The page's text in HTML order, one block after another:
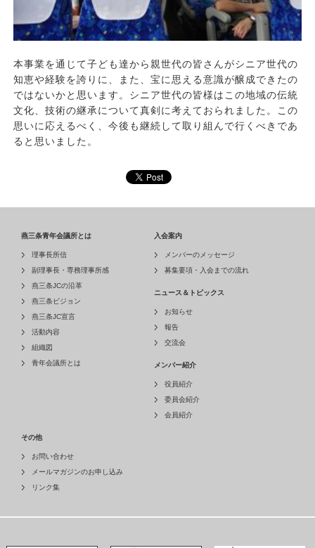
本事業を通じて子ども達から親世代の皆さんがシニア世代の
知恵や経験を誇りに、また、宝に思える意識が醸成できたの
ではないかと思います。シニア世代の皆様はこの地域の伝統
文化、技術の継承について真剣に考えておられました。この
思いに応えるべく、今後も継続して取り組んで行くべきであ
ると思いました。
燕三条青年会議所とは
理事長所信
副理事長・専務理事所感
燕三条JCの沿革
燕三条ビジョン
燕三条JC宣言
活動内容
組織図
青年会議所とは
入会案内
メンバーのメッセージ
募集要項・入会までの流れ
ニュース＆トピックス
お知らせ
報告
交流会
メンバー紹介
役員紹介
委員会紹介
会員紹介
その他
お問い合わせ
メールマガジンのお申し込み
リンク集